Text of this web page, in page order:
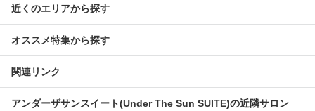
近くのエリアから探す
オススメ特集から探す
関連リンク
アンダーザサンスイート(Under The Sun SUITE)の近隣サロン